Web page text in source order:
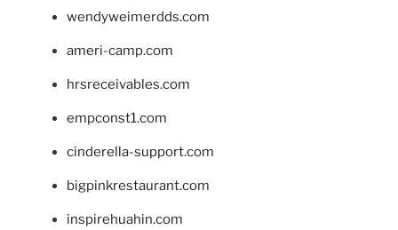
wendyweimerdds.com
ameri-camp.com
hrsreceivables.com
empconst1.com
cinderella-support.com
bigpinkrestaurant.com
inspirehuahin.com